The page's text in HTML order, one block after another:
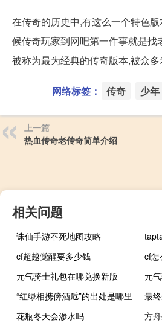
在传奇的历史中,有这么一个特色
候传奇玩家到网吧第一件事就是找
被称为最为经典的传奇版本,被众
网络标签： 传奇 少年
上一篇
热血传奇老传奇简单介绍
相关问题
诛仙手游不死地图攻略
cf超越觉醒要多少钱
cf怎
元气骑士礼包在哪兑换新版
元
“红绿相携傍酒卮”的出处是哪里
最
花瓶冬天会渗水吗
方